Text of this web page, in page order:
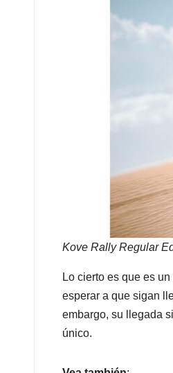
Kove Rally Regular
Lo cierto es que es
esperar a que sigan
embargo, su llegada
único.